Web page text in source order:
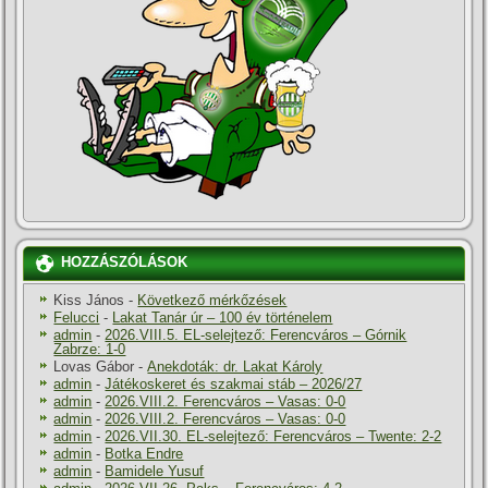
HOZZÁSZÓLÁSOK
Kiss János - Következő mérkőzések
Felucci - Lakat Tanár úr – 100 év történelem
admin -2026.VIII.5. EL-selejtező: Ferencváros – Górnik
Zabrze: 1-0
Lovas Gábor -Anekdoták: dr. Lakat Károly
admin -Játékoskeret és szakmai stáb – 2026/27
admin -2026.VIII.2. Ferencváros – Vasas: 0-0
admin -2026.VIII.2. Ferencváros – Vasas: 0-0
admin -2026.VII.30. EL-selejtező: Ferencváros – Twente: 2-2
admin - Botka Endre
admin - Bamidele Yusuf